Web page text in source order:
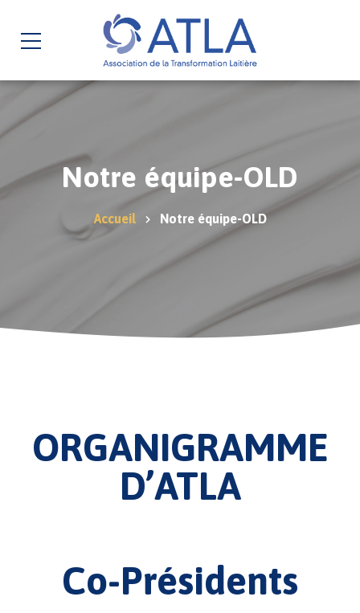
Notre équipe-OLD
Accueil Notre équipe-OLD
ORGANIGRAMME
D’ATLA
Co-Présidents